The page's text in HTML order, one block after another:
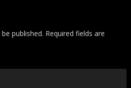
published. Required fields are